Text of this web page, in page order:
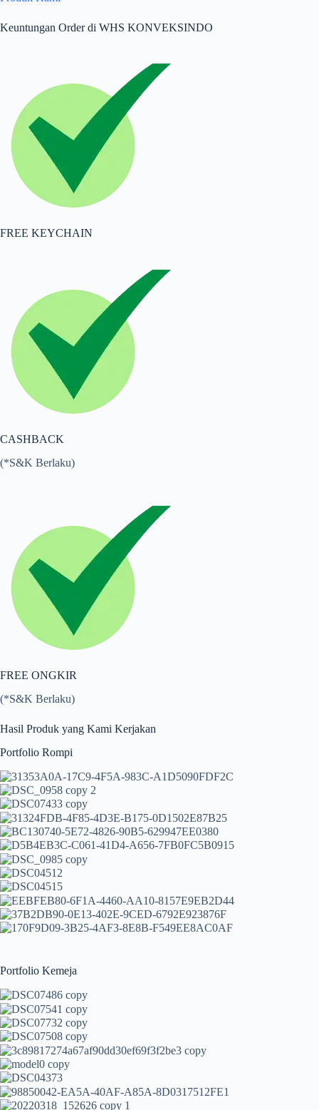
Keuntungan Order di WHS KONVEKSINDO
FREE KEYCHAIN
CASHBACK
(*S&K Berlaku)
FREE ONGKIR
(*S&K Berlaku)
Hasil Produk yang Kami Kerjakan
Portfolio Rompi
Portfolio Kemeja